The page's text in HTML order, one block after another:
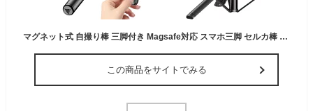
マグネット式 自撮り棒 三脚付き Magsafe対応 スマホ三脚 セルカ棒 最高130cm 7段階伸縮 360度回転 リモコン スマホクリップ付属 自撮棒 折り畳み式 三脚スタンド デジカメ 三脚 軽量 コンパクト iPhone Android カメラ対応 1/4インチネジ 撮影録画 旅行 運動会 送料無料
この商品をサイトでみる